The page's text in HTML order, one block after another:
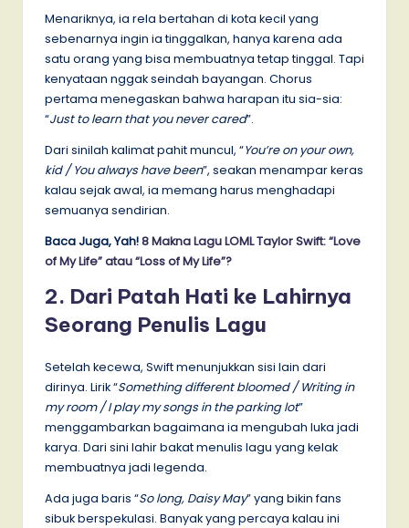
Menariknya, ia rela bertahan di kota kecil yang
sebenarnya ingin ia tinggalkan, hanya karena ada
satu orang yang bisa membuatnya tetap tinggal. Tapi
kenyataan nggak seindah bayangan. Chorus
pertama menegaskan bahwa harapan itu sia-sia:
“Just to learn that you never cared”.
Dari sinilah kalimat pahit muncul, “You’re on your own,
kid / You always have been”, seakan menampar keras
kalau sejak awal, ia memang harus menghadapi
semuanya sendirian.
Baca Juga, Yah!8 Makna Lagu LOML Taylor Swift: “Love
of My Life” atau “Loss of My Life”?
2. Dari Patah Hati ke Lahirnya
Seorang Penulis Lagu
Setelah kecewa, Swift menunjukkan sisi lain dari
dirinya. Lirik “Something different bloomed / Writing in
my room / I play my songs in the parking lot”
menggambarkan bagaimana ia mengubah luka jadi
karya. Dari sini lahir bakat menulis lagu yang kelak
membuatnya jadi legenda.
Ada juga baris “So long, Daisy May” yang bikin fans
sibuk berspekulasi. Banyak yang percaya kalau ini